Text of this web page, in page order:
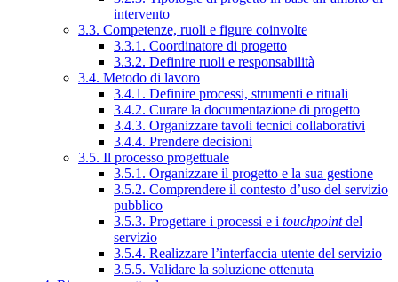
intervento
3.3. Competenze, ruoli e figure coinvolte
3.3.1. Coordinatore di progetto
3.3.2. Definire ruoli e responsabilità
3.4. Metodo di lavoro
3.4.1. Definire processi, strumenti e rituali
3.4.2. Curare la documentazione di progetto
3.4.3. Organizzare tavoli tecnici collaborativi
3.4.4. Prendere decisioni
3.5. Il processo progettuale
3.5.1. Organizzare il progetto e la sua gestione
3.5.2. Comprendere il contesto d’uso del servizio
pubblico
3.5.3. Progettare i processi e i touchpointdel
servizio
3.5.4. Realizzare l’interfaccia utente del servizio
3.5.5. Validare la soluzione ottenuta